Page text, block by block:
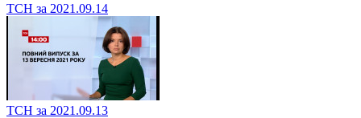
ТСН за 2021.09.14
ТСН за 2021.09.13